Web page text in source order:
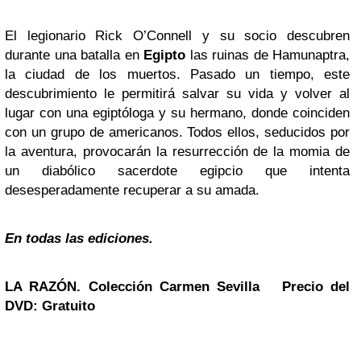
El legionario Rick O’Connell y su socio descubren
durante una batalla en Egipto las ruinas de Hamunaptra,
la ciudad de los muertos. Pasado un tiempo, este
descubrimiento le permitirá salvar su vida y volver al
lugar con una egiptóloga y su hermano, donde coinciden
con un grupo de americanos. Todos ellos, seducidos por
la aventura, provocarán la resurrección de la momia de
un diabólico sacerdote egipcio que intenta
desesperadamente recuperar a su amada.
En todas las ediciones.
LA RAZÓN. Colección Carmen SevillaPrecio del
DVD: Gratuito